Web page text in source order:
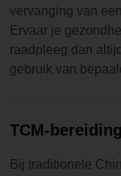
vervanging van
Ervaar je
raadpleeg dan
gebruik van
TCM-bereiding
Bij traditionele